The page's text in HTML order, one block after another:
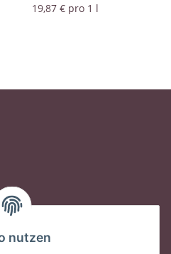
19,87 € pro 1 l
nutzen